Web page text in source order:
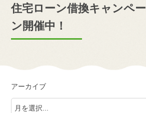
住宅ローン借換キャンペー
ン開催中！
アーカイブ